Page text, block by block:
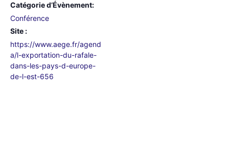
Catégorie d’Évènement:
Conférence
Site :
https://www.aege.fr/agend
a/l-exportation-du-rafale-
dans-les-pays-d-europe-
de-l-est-656